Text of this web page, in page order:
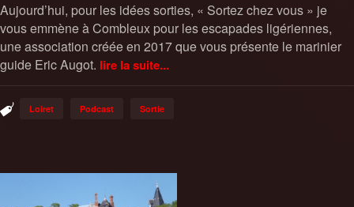
Aujourd’hui, pour les idées sorties, « Sortez chez vous » je
vous emmène à Combleux pour les escapades ligériennes,
une association créée en 2017 que vous présente le marinier
guide Eric Augot. lire la suite...
Loiret Podcast Sortie